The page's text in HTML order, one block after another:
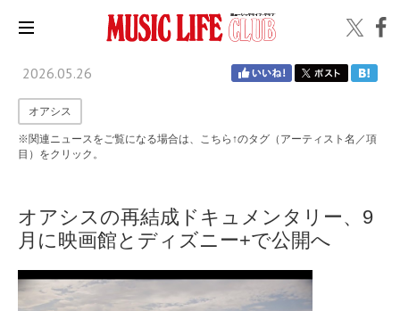
2026.05.26
オアシス
※関連ニュースをご覧になる場合は、こちら↑のタグ（アーティスト名／項
目）をクリック。
オアシスの再結成ドキュメンタリー、9
月に映画館とディズニー+で公開へ